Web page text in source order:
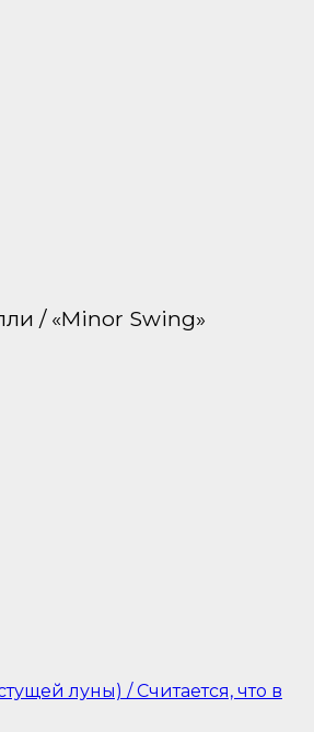
/ «Minor Swing»
луны) / Считается, что в